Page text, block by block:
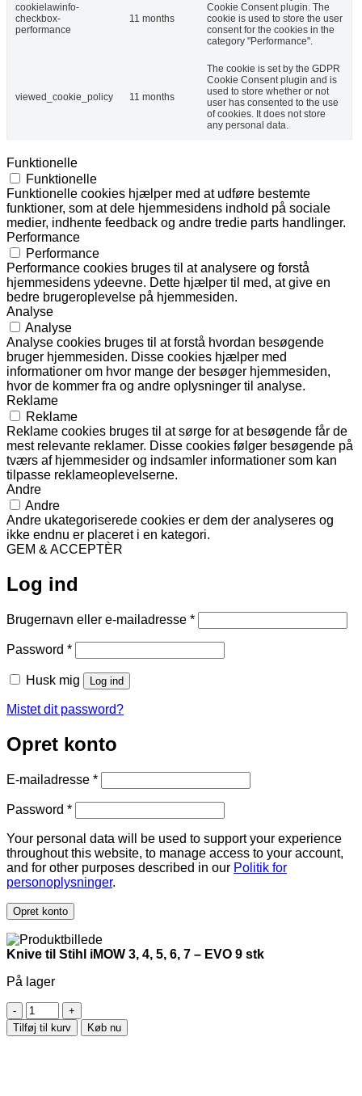
cookielawinfo-
checkbox-
performance
11 months
Cookie Consent plugin. The
cookie is used to store the user
consent for the cookies in the
category "Performance".
viewed_cookie_policy 11 months
The cookie is set by the GDPR
Cookie Consent plugin and is
used to store whether or not
user has consented to the use
of cookies. It does not store
any personal data.
Funktionelle
Funktionelle
Funktionelle cookies hjælper med at udføre bestemte
funktioner, som at dele hjemmesidens indhold på sociale
medier, indhente feedback og andre tredie parts handlinger.
Performance
Performance
Performance cookies bruges til at analysere og forstå
hjemmesidens ydeevne. Dette hjælper til med, at give en
bedre brugeroplevelse på hjemmesiden.
Analyse
Analyse
Analyse cookies bruges til at forstå hvordan besøgende
bruger hjemmesiden. Disse cookies hjælper med
informationer om hvor mange der besøger hjemmesiden,
hvor de kommer fra og andre oplysninger til analyse.
Reklame
Reklame
Reklame cookies bruges til at sørge for at besøgende får de
mest relevante reklamer. Disse cookies følger besøgende på
tværs af hjemmesider og indsamler informationer som kan
tilpasse reklameoplevelserne.
Andre
Andre
Andre ukategoriserede cookies er dem der analyseres og
ikke endnu er placeret i en kategori.
GEM & ACCEPTÈR
Log ind
Brugernavn eller e-mailadresse *Påkrævet
Password *Påkrævet
Husk mig Log ind
Mistet dit password?
Opret konto
E-mailadresse *Påkrævet
Password *Påkrævet
Your personal data will be used to support your experience
throughout this website, to manage access to your account,
and for other purposes described in our Politik for
personoplysninger.
Opret konto
Knive til Stihl iMOW 3, 4, 5, 6, 7 – EVO 9 stk
På lager
Knive
til
Stihl
Tilføj til kurv Køb nu